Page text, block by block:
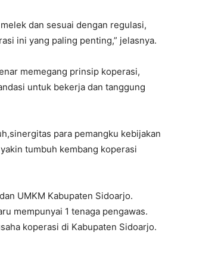
dan sesuai dengan regulasi,
ini yang paling penting,” jelasnya.
memegang prinsip koperasi,
untuk bekerja dan tanggung
para pemangku kebijakan
tumbuh kembang koperasi
UMKM Kabupaten Sidoarjo.
mempunyai 1 tenaga pengawas.
koperasi di Kabupaten Sidoarjo.